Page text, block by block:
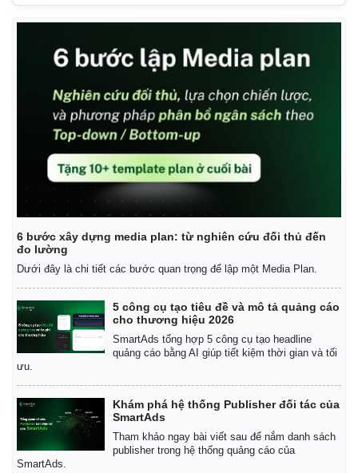
6 bước xây dựng media plan: từ nghiên cứu đối thủ đến
đo lường
Dưới đây là chi tiết các bước quan trọng để lập một Media Plan.
5 công cụ tạo tiêu đề và mô tả quảng cáo
cho thương hiệu 2026
SmartAds tổng hợp 5 công cụ tạo headline
quảng cáo bằng AI giúp tiết kiệm thời gian và tối
ưu.
Khám phá hệ thống Publisher đối tác của
SmartAds
Tham khảo ngay bài viết sau để nắm danh sách
publisher trong hệ thống quảng cáo của
SmartAds.